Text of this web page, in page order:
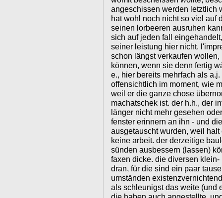
angeschissen werden letztlich
hat wohl noch nicht so viel auf
seinen lorbeeren ausruhen
sich auf jeden fall
seiner leistung hier nicht.
schon längst verkaufen
können, wenn sie denn fertig
e., hier bereits mehrfach als
offensichtlich im moment, wie
weil er die ganze chose
machatschek ist. der h.h., der
länger nicht mehr gesehen
fenster erinnern an ihn - und
ausgetauscht wurden, weil
keine arbeit. der derzeitige
sünden ausbessern (lassen)
faxen dicke. die diversen
dran, für die sind ein paar
umständen
als schleunigst das weite (und